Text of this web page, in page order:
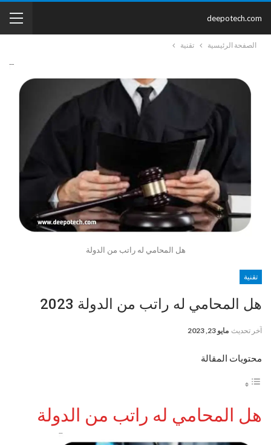
deepotech.com
الصفحة الرئيسية تقنية
هل المحامي له راتب من الدولة
تقنية
هل المحامي له راتب من الدولة 2023
آخر تحديث مايو 23, 2023
محتويات المقالة
هل المحامي له راتب من الدولة